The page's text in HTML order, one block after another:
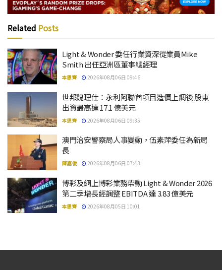
Related Posts
Light & Wonder 委任行業資深從業員Mike
Smith 出任亞洲區董事總經理
本思齊 2026年08月06日 09:46
世邦魏理仕：永利阿聯酋項目造價上調後 股東
出資最高達 17.1 億美元
本思齊 2026年08月06日 09:35
澳門治安警察局人事變動，伍素萍委任為新局
長
陳嘉俊 2026年08月06日 07:43
博彩及網上博彩業務帶動 Light & Wonder 2026
第二季增長經調整 EBITDA 達 3.83 億美元
本思齊 2026年08月05日 10:01